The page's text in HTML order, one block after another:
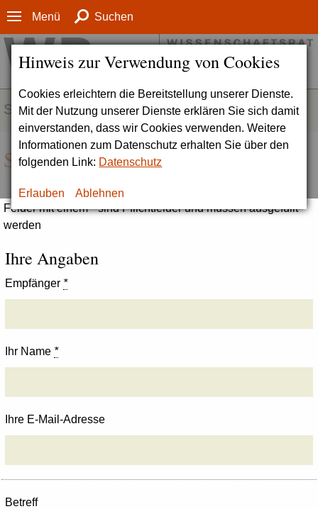
Hinweis zur Verwendung von Cookies
Cookies erleichtern die Bereitstellung unserer Dienste.
Mit der Nutzung unserer Dienste erklären Sie sich damit
einverstanden, dass wir Cookies verwenden. Weitere
Informationen zum Datenschutz erhalten Sie über den
folgenden Link: Datenschutz
Erlauben Ablehnen
Menü Suchen
SERVICE
Seite empfehlen
Felder mit einem * sind Pflichtfelder und müssen ausgefüllt
werden
Ihre Angaben
Empfänger *
Ihr Name *
Ihre E-Mail-Adresse
Betreff